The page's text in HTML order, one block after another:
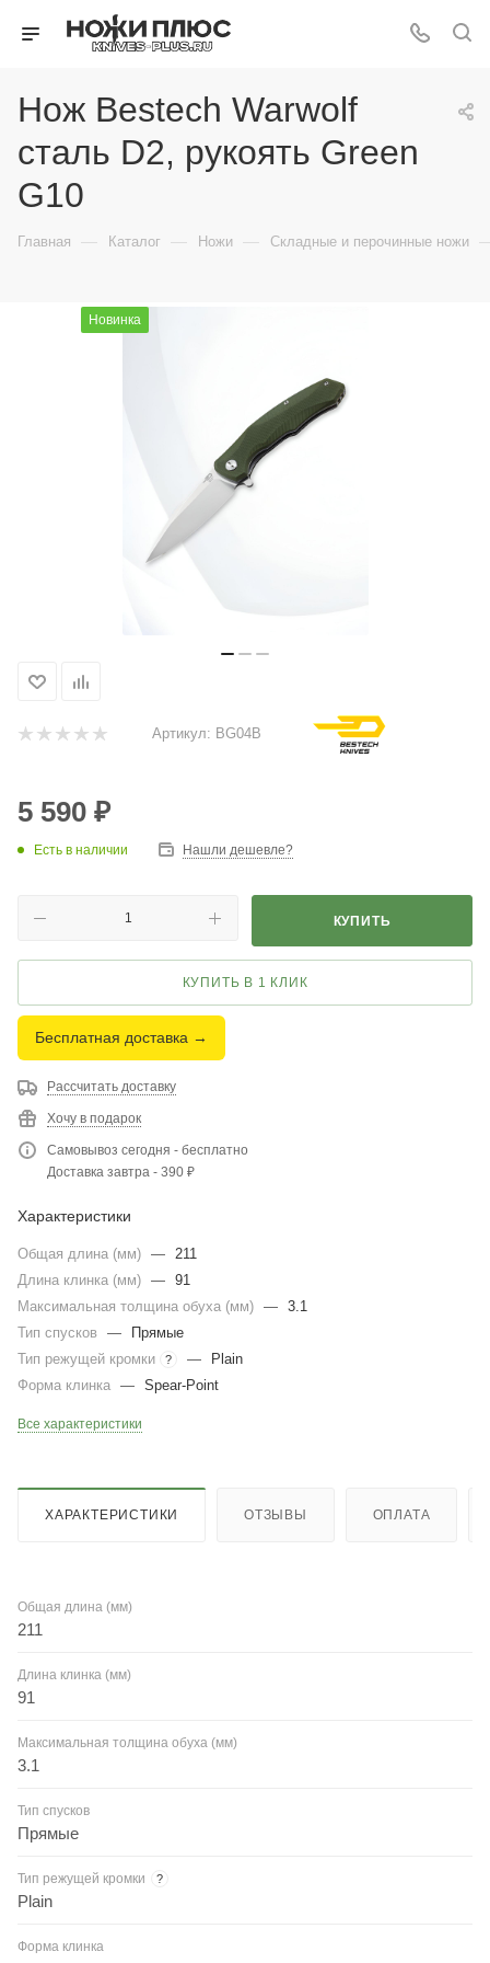
Нож Bestech Warwolf
сталь D2, рукоять Green
G10
Главная — Каталог — Ножи — Складные и перочинные ножи
Новинка
Артикул: BG04B
5 590 ₽
Есть в наличии Нашли дешевле?
КУПИТЬ
КУПИТЬ В 1 КЛИК
Бесплатная доставка →
Рассчитать доставку
Хочу в подарок
Самовывоз сегодня - бесплатно
Доставка завтра - 390 ₽
Характеристики
Общая длина (мм) — 211
Длина клинка (мм) — 91
Максимальная толщина обуха (мм) — 3.1
Тип спусков
—
Прямые
Тип режущей кромки
? —
Plain
Форма клинка — Spear-Point
Все характеристики
ХАРАКТЕРИСТИКИ ОТЗЫВЫ ОПЛАТА
Общая длина (мм)
211
Длина клинка (мм)
91
Максимальная толщина обуха (мм)
3.1
Тип спусков
Прямые
Тип режущей кромки ?
Plain
Форма клинка